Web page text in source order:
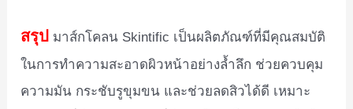
สรุป มาส์กโคลน Skintific เป็นผลิตภัณฑ์ที่มีคุณสมบัติ
ในการทำความสะอาดผิวหน้าอย่างล้ำลึก ช่วยควบคุม
ความมัน กระชับรูขุมขน และช่วยลดสิวได้ดี เหมาะ